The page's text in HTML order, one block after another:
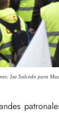
Isa Salcedo para